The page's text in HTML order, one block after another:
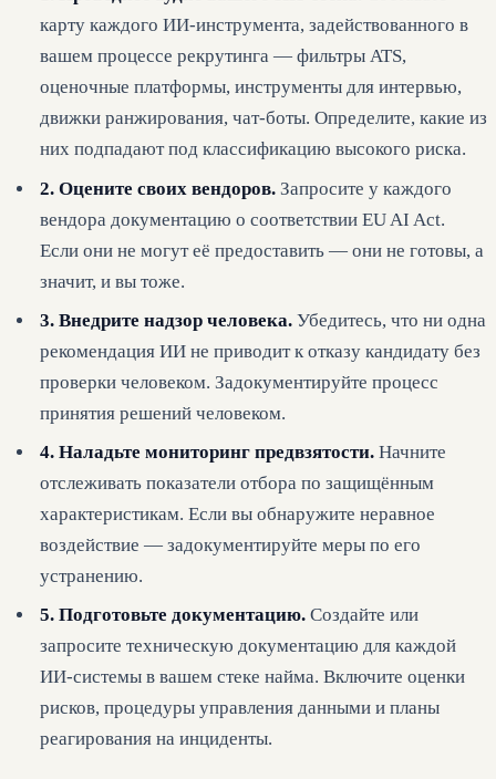
карту каждого ИИ-инструмента, задействованного в
вашем процессе рекрутинга — фильтры ATS,
оценочные платформы, инструменты для интервью,
движки ранжирования, чат-боты. Определите, какие из
них подпадают под классификацию высокого риска.
2. Оцените своих вендоров. Запросите у каждого
вендора документацию о соответствии EU AI Act.
Если они не могут её предоставить — они не готовы, а
значит, и вы тоже.
3. Внедрите надзор человека. Убедитесь, что ни одна
рекомендация ИИ не приводит к отказу кандидату без
проверки человеком. Задокументируйте процесс
принятия решений человеком.
4. Наладьте мониторинг предвзятости. Начните
отслеживать показатели отбора по защищённым
характеристикам. Если вы обнаружите неравное
воздействие — задокументируйте меры по его
устранению.
5. Подготовьте документацию. Создайте или
запросите техническую документацию для каждой
ИИ-системы в вашем стеке найма. Включите оценки
рисков, процедуры управления данными и планы
реагирования на инциденты.